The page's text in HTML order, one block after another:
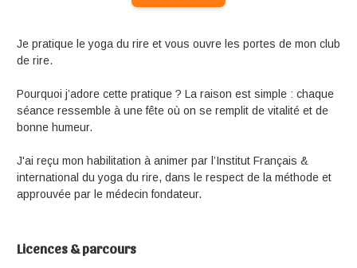
Je pratique le yoga du rire et vous ouvre les portes de mon club
de rire.
Pourquoi j’adore cette pratique ? La raison est simple : chaque
séance ressemble à une fête où on se remplit de vitalité et de
bonne humeur.
J'ai reçu mon habilitation à animer par l’Institut Français &
international du yoga du rire, dans le respect de la méthode et
approuvée par le médecin fondateur.
Licences & parcours